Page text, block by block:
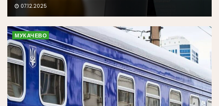
07.12.2025
МУКАЧЕВО